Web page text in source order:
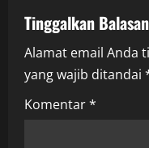
v
i
g
a
Tinggalkan Balasan
Alamat email Anda
yang wajib ditandai
Komentar*